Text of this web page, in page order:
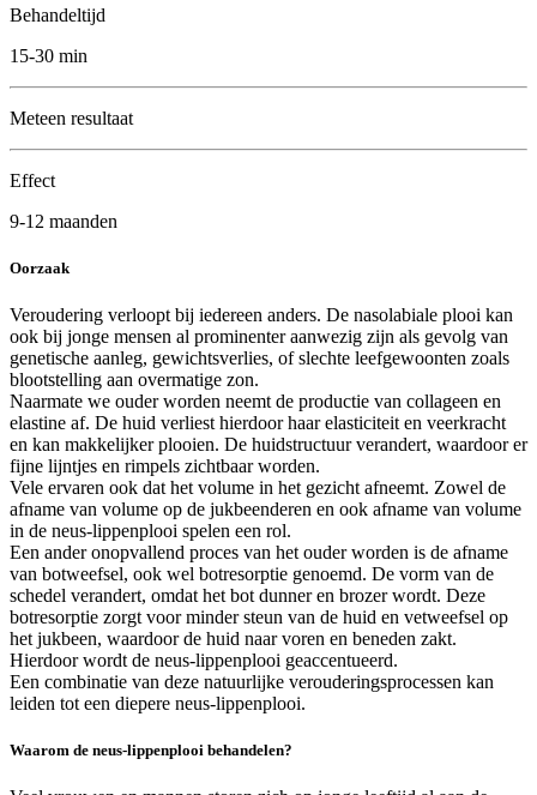
Behandeltijd
15-30 min
Meteen resultaat
Effect
9-12 maanden
Oorzaak
Veroudering verloopt bij iedereen anders. De nasolabiale plooi kan
ook bij jonge mensen al prominenter aanwezig zijn als gevolg van
genetische aanleg, gewichtsverlies, of slechte leefgewoonten zoals
blootstelling aan overmatige zon.
Naarmate we ouder worden neemt de productie van collageen en
elastine af. De huid verliest hierdoor haar elasticiteit en veerkracht
en kan makkelijker plooien. De huidstructuur verandert, waardoor er
fijne lijntjes en rimpels zichtbaar worden.
Vele ervaren ook dat het volume in het gezicht afneemt. Zowel de
afname van volume op de jukbeenderen en ook afname van volume
in de neus-lippenplooi spelen een rol.
Een ander onopvallend proces van het ouder worden is de afname
van botweefsel, ook wel botresorptie genoemd. De vorm van de
schedel verandert, omdat het bot dunner en brozer wordt. Deze
botresorptie zorgt voor minder steun van de huid en vetweefsel op
het jukbeen, waardoor de huid naar voren en beneden zakt.
Hierdoor wordt de neus-lippenplooi geaccentueerd.
Een combinatie van deze natuurlijke verouderingsprocessen kan
leiden tot een diepere neus-lippenplooi.
Waarom de neus-lippenplooi behandelen?